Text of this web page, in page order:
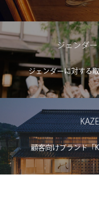
ジェンダ
ジェンダーに対する
顧客向けブランド「